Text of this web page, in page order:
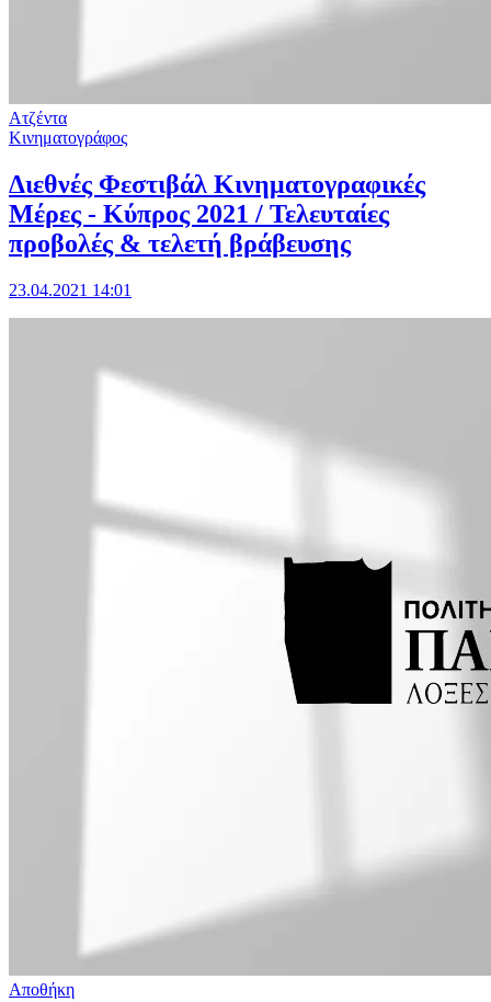
Ατζέντα
Κινηματογράφος
Διεθνές Φεστιβάλ Κινηματογραφικές
Μέρες - Κύπρος 2021 / Τελευταίες
προβολές & τελετή βράβευσης
23.04.2021 14:01
Αποθήκη